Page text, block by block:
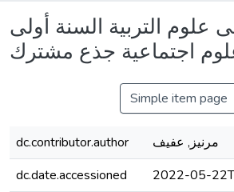
علوم التربية السنة أولى
اجتماعية جذع مشترك
Simple item page
dc.contributor.author
مرنيز, عفيف
dc.date.accessioned
2022-05-